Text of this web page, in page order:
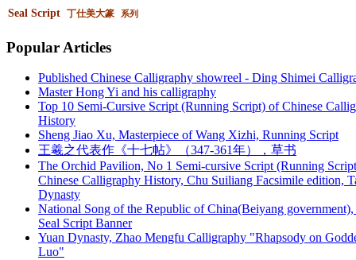
Seal Script 丁仕美大篆 系列
Popular Articles
Published Chinese Calligraphy showreel - Ding Shimei
Master Hong Yi and his calligraphy
Top 10 Semi-Cursive Script (Running Script) of Chinese
History
Sheng Jiao Xu, Masterpiece of Wang Xizhi, Running Script
王羲之代表作《十七帖》（347-361年），草书
The Orchid Pavilion, No 1 Semi-cursive Script (Running
Chinese Calligraphy History, Chu Suiliang Facsimile edition,
Dynasty
National Song of the Republic of China(Beiyang
Seal Script Banner
Yuan Dynasty, Zhao Mengfu Calligraphy "Rhapsody on
Luo"